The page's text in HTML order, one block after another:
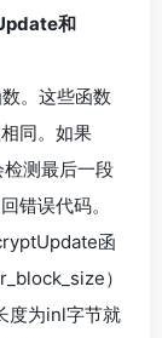
和
。这些函数
同。如果
测最后一段
错误代码。
函
）
度为inl字节就